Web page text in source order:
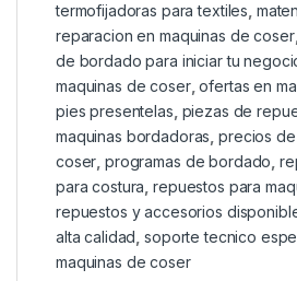
termofijadoras para textiles
reparacion en maquinas de coser
de bordado para iniciar tu
maquinas de coser,ofertas en
pies presentelas piezas de
maquinas bordadoras ,precios de
coser ,programas de bordado
para costura ,repuestos para
repuestos y accesorios
alta calidad ,soporte tecnico
maquinas de coser